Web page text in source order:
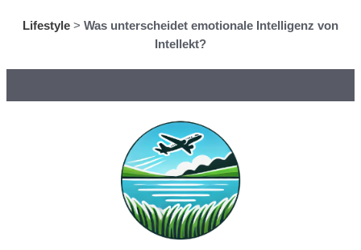
Lifestyle > Was unterscheidet emotionale Intelligenz von
Intellekt?